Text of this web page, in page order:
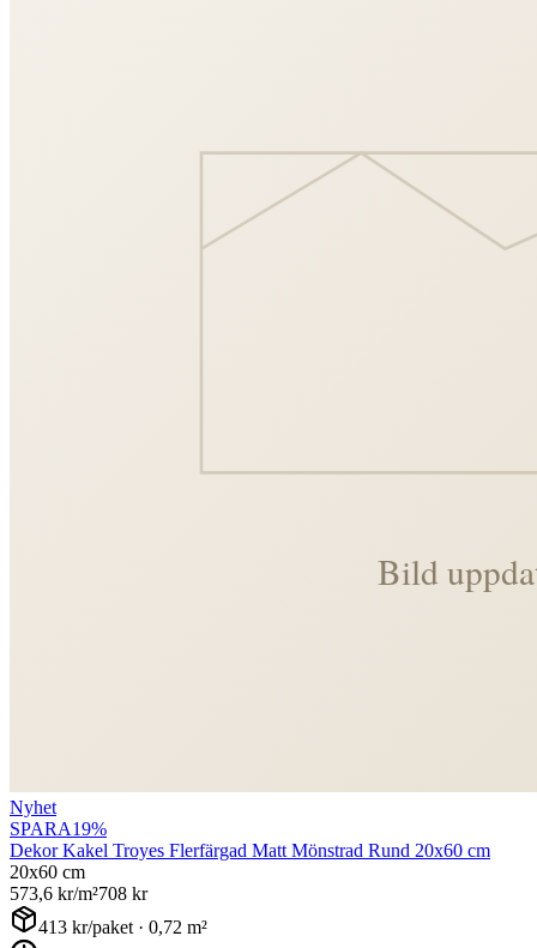
Nyhet
SPARA19%
Dekor Kakel Troyes Flerfärgad Matt Mönstrad Rund 20x60 cm
20x60 cm
573,6 kr/m²708 kr
413 kr/paket · 0,72 m²